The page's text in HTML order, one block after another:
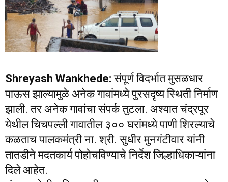
Shreyash Wankhede: संपूर्ण विदर्भात मुसळधार
पाऊस झाल्यामुळे अनेक गावांमध्ये पुरसदृष्य स्थिती निर्माण
झाली. तर अनेक गावांचा संपर्क तुटला. अश्यात चंद्रपूर
येथील चिचपल्ली गावातील ३०० घरांमध्ये पाणी शिरल्याचे
कळताच पालकमंत्री ना. श्री. सुधीर मुनगंटीवार यांनी
तातडीने मदतकार्य पोहोचविण्याचे निर्देश जिल्हाधिकाऱ्यांना
दिले आहेत.